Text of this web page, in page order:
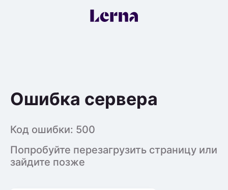
Ошибка сервера
Код ошибки: 500
Попробуйте перезагрузить страницу или
зайдите позже